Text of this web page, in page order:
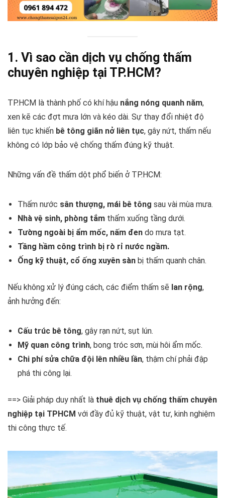
1. Vì sao cần dịch vụ chống thấm
chuyên nghiệp tại TP.HCM?
TP.HCM là thành phố có khí hậu nắng nóng quanh năm,
xen kẽ các đợt mưa lớn và kéo dài. Sự thay đổi nhiệt độ
liên tục khiến bê tông giãn nở liên tục, gây nứt, thấm nếu
không có lớp bảo vệ chống thấm đúng kỹ thuật.
Những vấn đề thấm dột phổ biến ở TP.HCM:
Thấm nước sân thượng, mái bê tông sau vài mùa mưa.
Nhà vệ sinh, phòng tắm thấm xuống tầng dưới.
Tường ngoài bị ẩm mốc, nấm đen do mưa tạt.
Tầng hầm công trình bị rò rỉ nước ngầm.
Ống kỹ thuật, cổ ống xuyên sàn bị thấm quanh chân.
Nếu không xử lý đúng cách, các điểm thấm sẽ lan rộng,
ảnh hưởng đến:
Cấu trúc bê tông, gây rạn nứt, sụt lún.
Mỹ quan công trình, bong tróc sơn, mùi hôi ẩm mốc.
Chi phí sửa chữa đội lên nhiều lần, thậm chí phải đập
phá thi công lại.
==> Giải pháp duy nhất là thuê dịch vụ chống thấm chuyên
nghiệp tại TPHCM với đầy đủ kỹ thuật, vật tư, kinh nghiệm
thi công thực tế.